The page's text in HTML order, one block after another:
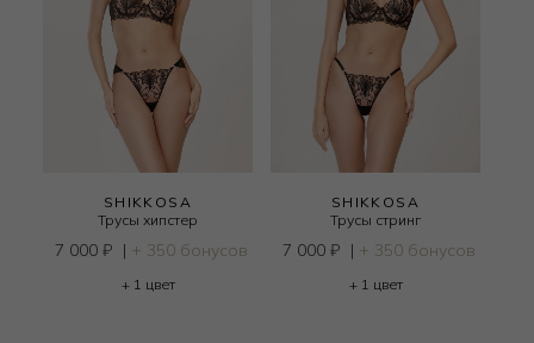
SHIKKOSA
Трусы хипстер
7 000 ₽ | + 350 бонусов
+ 1 цвет
SHIKKOSA
Трусы стринг
7 000 ₽ | + 350 бонусов
+ 1 цвет